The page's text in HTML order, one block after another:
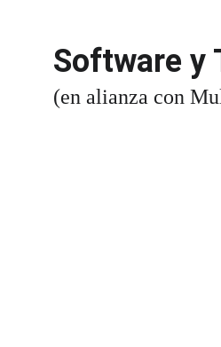
Software y
(en alianza con